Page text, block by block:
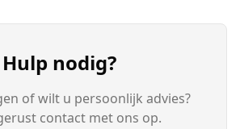
Hulp nodig?
of wilt u persoonlijk advies?
contact met ons op.